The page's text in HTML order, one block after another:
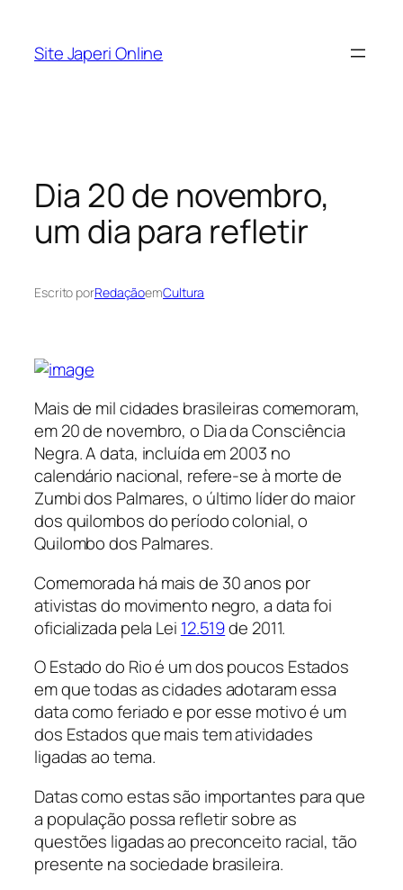
Site Japeri Online
Dia 20 de novembro,
um dia para refletir
Escrito porRedaçãoemCultura
Mais de mil cidades brasileiras comemoram,
em 20 de novembro, o Dia da Consciência
Negra. A data, incluída em 2003 no
calendário nacional, refere-se à morte de
Zumbi dos Palmares, o último líder do maior
dos quilombos do período colonial, o
Quilombo dos Palmares.
Comemorada há mais de 30 anos por
ativistas do movimento negro, a data foi
oficializada pela Lei 12.519de 2011.
O Estado do Rio é um dos poucos Estados
em que todas as cidades adotaram essa
data como feriado e por esse motivo é um
dos Estados que mais tem atividades
ligadas ao tema.
Datas como estas são importantes para que
a população possa refletir sobre as
questões ligadas ao preconceito racial, tão
presente na sociedade brasileira.